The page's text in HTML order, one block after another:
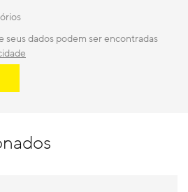
seus dados podem ser encontradas